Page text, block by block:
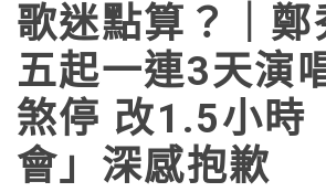
歌迷點算？｜鄭
五起一連3天演
煞停 改1.5小時
會」深感抱歉